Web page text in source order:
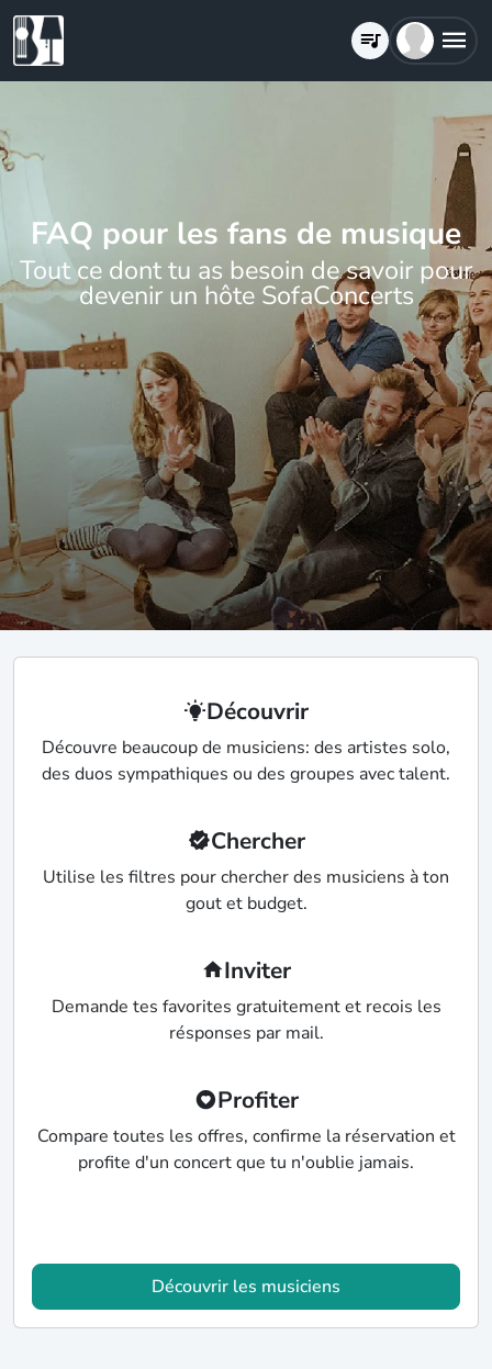
FAQ pour les fans de musique
Tout ce dont tu as besoin de savoir pour
devenir un hôte SofaConcerts
Découvrir
Découvre beaucoup de musiciens: des artistes solo,
des duos sympathiques ou des groupes avec talent.
Chercher
Utilise les filtres pour chercher des musiciens à ton
gout et budget.
Inviter
Demande tes favorites gratuitement et recois les
résponses par mail.
Profiter
Compare toutes les offres, confirme la réservation et
profite d'un concert que tu n'oublie jamais.
Découvrir les musiciens